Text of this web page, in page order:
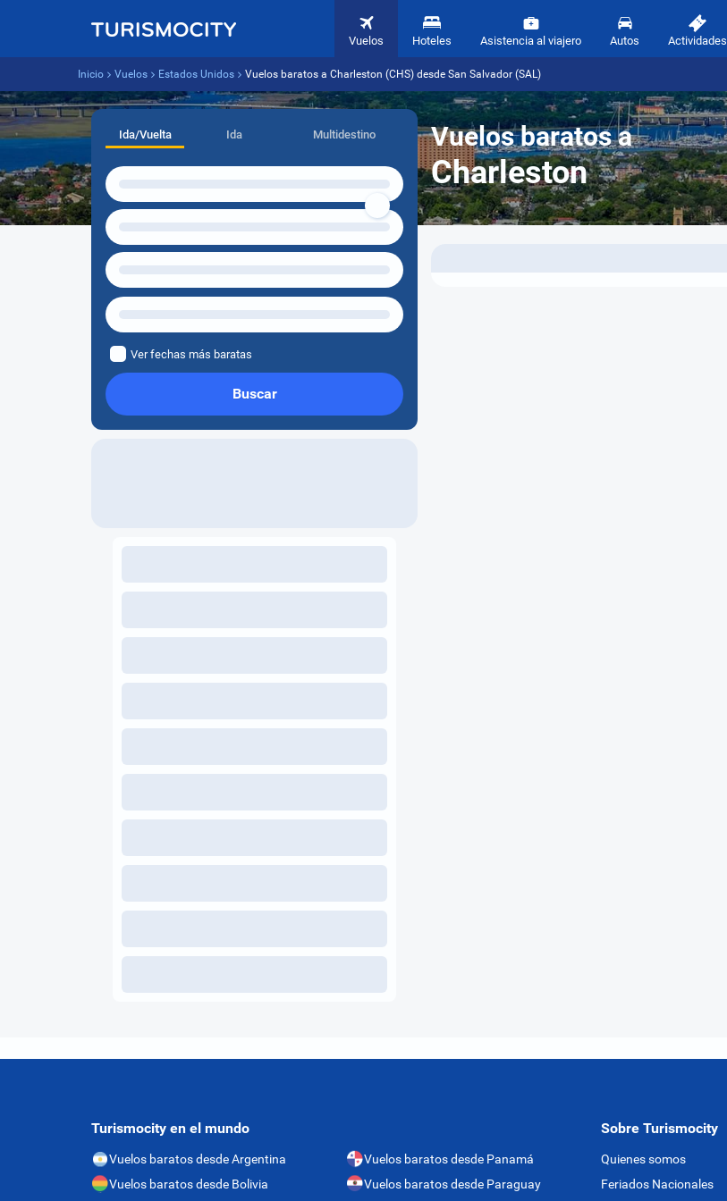
Vuelos Hoteles Asistencia al viajero Autos Actividades
Inicio Vuelos Estados Unidos Vuelos baratos a Charleston (CHS) desde San Salvador (SAL)
Vuelos baratos a
Charleston
Ida/Vuelta Ida Multidestino
Ver fechas más baratas
Buscar
Turismocity en el mundo
Vuelos baratos desde Argentina
Vuelos baratos desde Bolivia
Vuelos baratos desde Panamá
Vuelos baratos desde Paraguay
Sobre Turismocity
Quienes somos
Feriados Nacionales